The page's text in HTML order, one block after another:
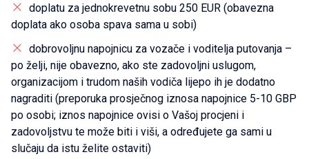
doplatu za jednokrevetnu sobu 250 EUR (obavezna
doplata ako osoba spava sama u sobi)
dobrovoljnu napojnicu za vozače i voditelja putovanja –
po želji, nije obavezno, ako ste zadovoljni uslugom,
organizacijom i trudom naših vodiča lijepo ih je dodatno
nagraditi (preporuka prosječnog iznosa napojnice 5-10 GBP
po osobi; iznos napojnice ovisi o Vašoj procjeni i
zadovoljstvu te može biti i viši, a određujete ga sami u
slučaju da istu želite ostaviti)